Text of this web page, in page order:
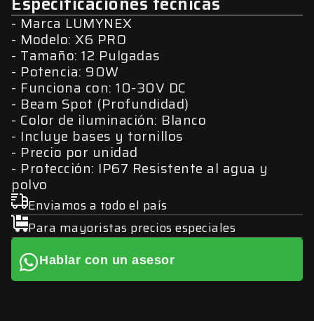
Marca LUMYNEX
Modelo: X6 PRO
Tamaño: 12 Pulgadas
Potencia: 90W
Funciona con: 10-30V DC
Beam Spot (Profundidad)
Color de iluminación: Blanco
Incluye bases y tornillos
Precio por unidad
Protección: IP67 Resistente al agua y
polvo
Enviamos a todo el país
Para mayoristas precios especiales
Hablar con un asesor